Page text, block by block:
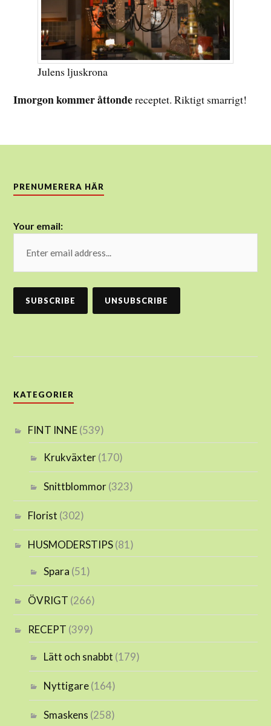
Julens ljuskrona
Imorgon kommer åttondereceptet. Riktigt smarrigt!
PRENUMERERA HÄR
Your email:
KATEGORIER
FINT INNE(539)
Krukväxter(170)
Snittblommor(323)
Florist (302)
HUSMODERSTIPS(81)
Spara (51)
ÖVRIGT (266)
RECEPT (399)
Lätt och snabbt (179)
Nyttigare(164)
Smaskens (258)